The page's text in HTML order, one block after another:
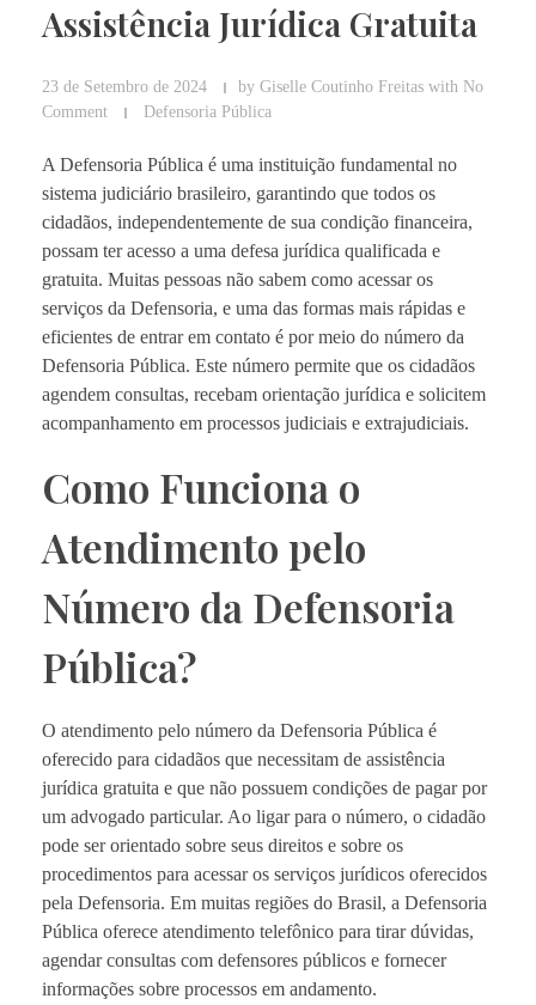
Assistência Jurídica Gratuita
23 de Setembro de 2024 by Giselle Coutinho Freitas with No
Comment
Defensoria Pública
A Defensoria Pública é uma instituição fundamental no
sistema judiciário brasileiro, garantindo que todos os
cidadãos, independentemente de sua condição financeira,
possam ter acesso a uma defesa jurídica qualificada e
gratuita. Muitas pessoas não sabem como acessar os
serviços da Defensoria, e uma das formas mais rápidas e
eficientes de entrar em contato é por meio do número da
Defensoria Pública. Este número permite que os cidadãos
agendem consultas, recebam orientação jurídica e solicitem
acompanhamento em processos judiciais e extrajudiciais.
Como Funciona o
Atendimento pelo
Número da Defensoria
Pública?
O atendimento pelo número da Defensoria Pública é
oferecido para cidadãos que necessitam de assistência
jurídica gratuita e que não possuem condições de pagar por
um advogado particular. Ao ligar para o número, o cidadão
pode ser orientado sobre seus direitos e sobre os
procedimentos para acessar os serviços jurídicos oferecidos
pela Defensoria. Em muitas regiões do Brasil, a Defensoria
Pública oferece atendimento telefônico para tirar dúvidas,
agendar consultas com defensores públicos e fornecer
informações sobre processos em andamento.